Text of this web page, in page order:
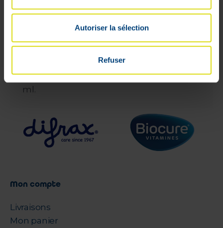
Autoriser la sélection
Refuser
contact.
Composition
Composition: Tréhalose 3 g, hyaluronate
thrométamol, chlorure d'hydrogène, eau
pour préparations injectables jusqu'à 100
ml.
Mon compte
Livraisons
Mon panier